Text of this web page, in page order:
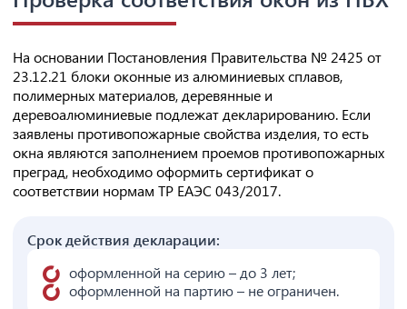
На основании Постановления Правительства № 2425 от
23.12.21 блоки оконные из алюминиевых сплавов,
полимерных материалов, деревянные и
деревоалюминиевые подлежат декларированию. Если
заявлены противопожарные свойства изделия, то есть
окна являются заполнением проемов противопожарных
преград, необходимо оформить сертификат о
соответствии нормам ТР ЕАЭС 043/2017.
Срок действия декларации:
оформленной на серию – до 3 лет;
оформленной на партию – не ограничен.